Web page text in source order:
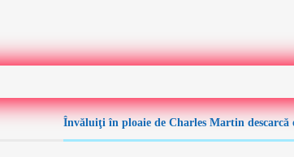
Învăluiţi în ploaie de Charles Martin descarcă